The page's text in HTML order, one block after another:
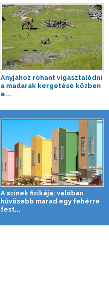
Anyjához rohant vigasztalódni
a madarak kergetése közben
e...
A színek fizikája: valóban
hűvösebb marad egy fehérre
fest...